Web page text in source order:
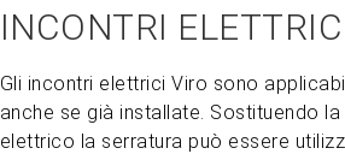
INCONTRI
Gli incontri elettrici Viro sono
anche se già installate. Sostituendo
elettrico la serratura può essere